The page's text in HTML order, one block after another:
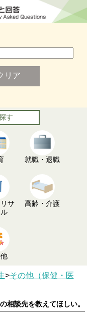
す
就職・退職
サ
高齢・介護
>その他（保健・医
相談先を教えてほしい。